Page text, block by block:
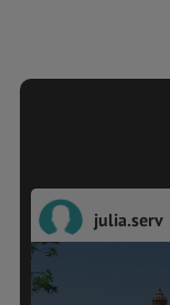
julia.serv